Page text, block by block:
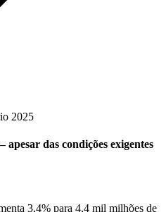
2025
das condições exigentes
3,4% para 4,4 mil milhões de